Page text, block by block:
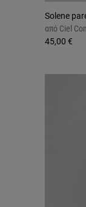
Solene
από Ciel
45,00 €